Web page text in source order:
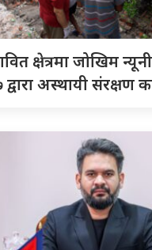
क्षेत्रमा जोखिम
अस्थायी संरक्षण